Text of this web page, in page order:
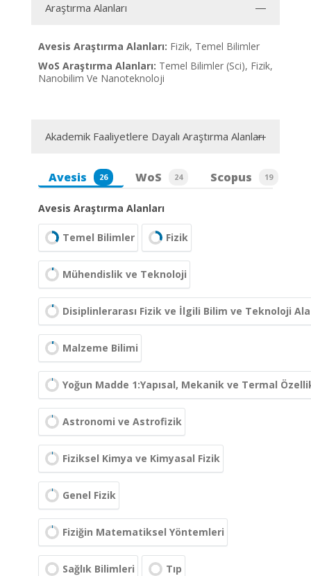
Araştırma Alanları
Avesis Araştırma Alanları: Fizik, Temel Bilimler
WoS Araştırma Alanları: Temel Bilimler (Sci), Fizik,
Nanobilim Ve Nanoteknoloji
Akademik Faaliyetlere Dayalı Araştırma Alanları
Avesis 26 WoS 24 Scopus 19
Avesis Araştırma Alanları
Temel Bilimler Fizik
Mühendislik ve Teknoloji
Disiplinlerarası Fizik ve İlgili Bilim ve Teknoloji
Malzeme Bilimi
Yoğun Madde 1:Yapısal, Mekanik ve Termal
Astronomi ve Astrofizik
Fiziksel Kimya ve Kimyasal Fizik
Genel Fizik
Fiziğin Matematiksel Yöntemleri
Sağlık Bilimleri Tıp